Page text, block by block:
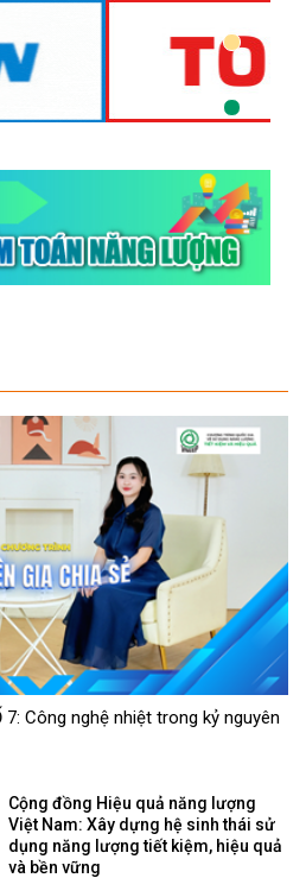
7: Công nghệ nhiệt trong kỷ nguyên
Cộng đồng Hiệu quả năng lượng
Việt Nam: Xây dựng hệ sinh thái sử
dụng năng lượng tiết kiệm, hiệu quả
và bền vững